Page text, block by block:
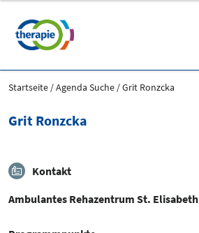
Startseite Agenda Suche
Grit Ronzcka
Grit Ronzcka
Kontakt
Ambulantes Rehazentrum St.